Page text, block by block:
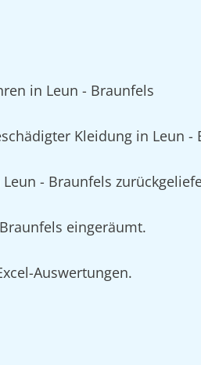
in Leun - Braunfels
Kleidung in Leun -
- Braunfels
eingeräumt.
Auswertungen.